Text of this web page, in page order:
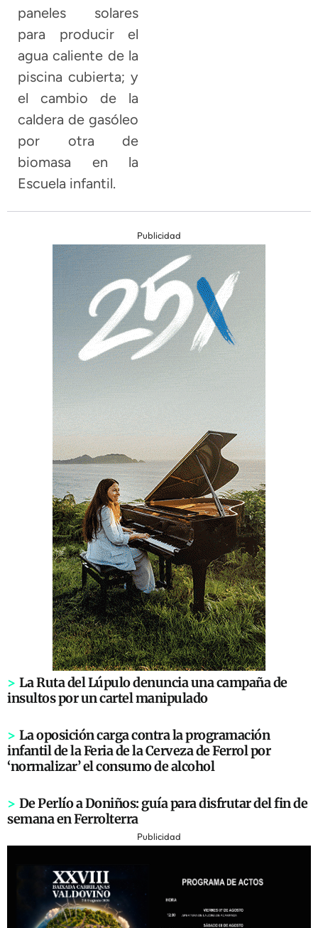
paneles solares
para producir el
agua caliente de la
piscina cubierta; y
el cambio de la
caldera de gasóleo
por otra de
biomasa en la
Escuela infantil.
Publicidad
> La Ruta del Lúpulo denuncia una campaña de
insultos por un cartel manipulado
> La oposición carga contra la programación
infantil de la Feria de la Cerveza de Ferrol por
‘normalizar’ el consumo de alcohol
> De Perlío a Doniños: guía para disfrutar del fin de
semana en Ferrolterra
Publicidad